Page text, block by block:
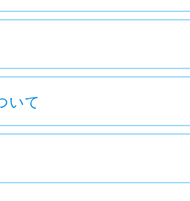
いて